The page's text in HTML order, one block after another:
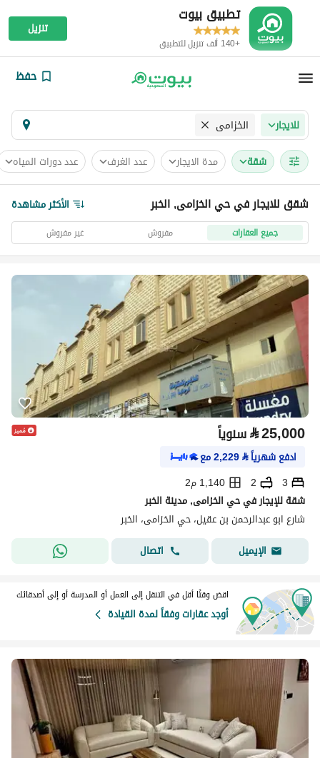
تطبيق بيوت
+140 ألف تنزيل للتطبيق
تنزيل
حفظ
للايجار الخزامى
شقة مدة الايجار عدد الغرف عدد دورات المياه
شقق للايجار في حي الخزامى, الخبر الأكثر مشاهدة
جميع العقارات مفروش غير مفروش
⃁25,000 سنوياً
ادفع شهرياً⃁
2,229مع
3
2
1,140 م2
شقة للإيجار في حي الخزامى, مدينة الخبر
شارع ابو عبدالرحمن بن عقيل، حي الخزامى، الخبر
الإيميل
اتصال
اقض وقتًا أقل في التنقل إلى العمل أو المدرسة أو إلى أصدقائك
أوجد عقارات وفقاً لمدة القيادة